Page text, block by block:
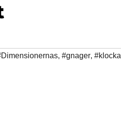
, #gnager, #klocka